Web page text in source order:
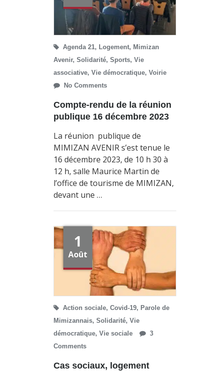
Agenda 21, Logement, Mimizan
Avenir, Solidarité, Sports, Vie
associative, Vie démocratique, Voirie
No Comments
Compte-rendu de la réunion
publique 16 décembre 2023
La réunion publique de
MIMIZAN AVENIR s’est tenue le
16 décembre 2023, de 10 h 30 à
12 h, salle Maurice Martin de
l’office de tourisme de MIMIZAN,
devant une …
1
Août
Action sociale, Covid-19, Parole de
Mimizannais, Solidarité, Vie
démocratique, Vie sociale
3
Comments
Cas sociaux, logement